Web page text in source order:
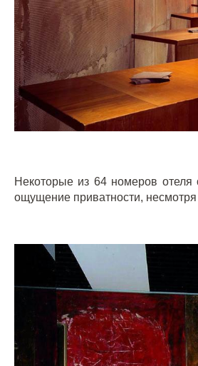
Некоторые из 64 номеров
ощущение приватности, несмотря